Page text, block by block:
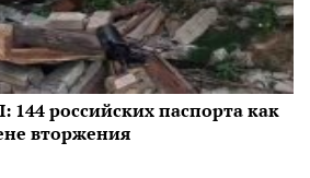
144 российских паспорта как
вторжения